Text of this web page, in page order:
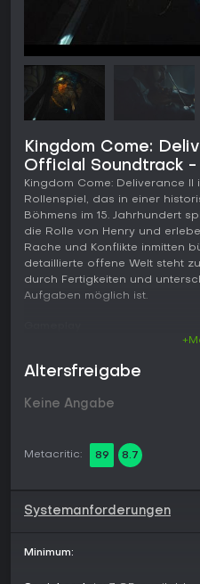
Kingdom Come:
Official Soundtrack -
Kingdom Come: Deliverance
Rollenspiel, das in einer
Böhmens im 15. Jahrhundert
die Rolle von Henry und
Rache und Konflikte inmitten
detaillierte offene Welt steht
durch Fertigkeiten und
Aufgaben möglich ist.
Vorbereitung und
Schläge und Paraden über
ausgeführt, wobei Timing für
besonders gegen gepanzerte
etwa beim Schmieden eigener
Überzeugungsgesprächen,
NPCs. Speicherstände
diplomatisch oder heimlich -
Altersfreigabe
Keine Angabe
Metacritic: 89 8.7
Systemanforderungen
Minimum: